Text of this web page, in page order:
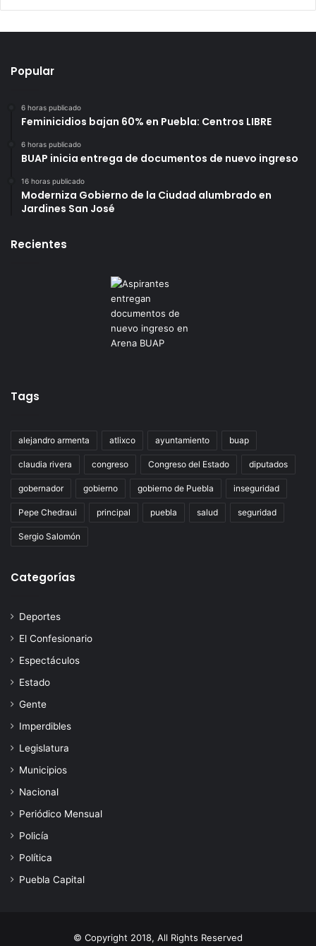
Popular
6 horas publicado
Feminicidios bajan 60% en Puebla: Centros LIBRE
6 horas publicado
BUAP inicia entrega de documentos de nuevo ingreso
16 horas publicado
Moderniza Gobierno de la Ciudad alumbrado en
Jardines San José
Recientes
Tags
alejandro armenta atlixco ayuntamiento buap
claudia rivera congreso Congreso del Estado diputados
gobernador gobierno gobierno de Puebla inseguridad
Pepe Chedraui principal puebla salud seguridad
Sergio Salomón
Categorías
Deportes
El Confesionario
Espectáculos
Estado
Gente
Imperdibles
Legislatura
Municipios
Nacional
Periódico Mensual
Policía
Política
Puebla Capital
© Copyright 2018, All Rights Reserved